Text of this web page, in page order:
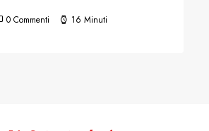
0 Commenti 16 Minuti